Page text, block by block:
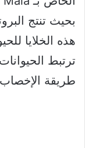
بحيث تنتج
هذه الخلايا
ترتبط
طريقة